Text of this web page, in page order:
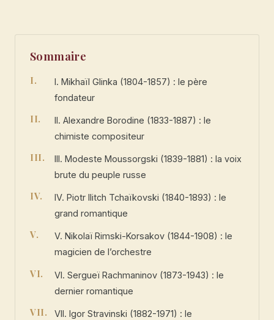
Sommaire
I. Mikhaïl Glinka (1804-1857) : le père
fondateur
II. Alexandre Borodine (1833-1887) : le
chimiste compositeur
III. Modeste Moussorgski (1839-1881) : la voix
brute du peuple russe
IV. Piotr Ilitch Tchaïkovski (1840-1893) : le
grand romantique
V. Nikolaï Rimski-Korsakov (1844-1908) : le
magicien de l’orchestre
VI. Sergueï Rachmaninov (1873-1943) : le
dernier romantique
VII. Igor Stravinski (1882-1971) : le